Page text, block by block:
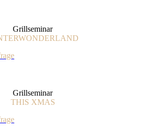
Grillseminar
Grillseminar
THIS XMAS